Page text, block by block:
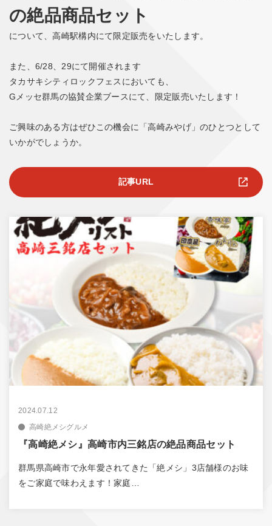
の絶品商品セット
について、高崎駅構内にて限定販売をいたします。
また、6/28、29にて開催されます
タカサキシティロックフェスにおいても、
Gメッセ群馬の協賛企業ブースにて、限定販売いたします！
ご興味のある方はぜひこの機会に「高崎みやげ」のひとつとして
いかがでしょうか。
記事URL
2024.07.12
高崎絶メシグルメ
『高崎絶メシ』高崎市内三銘店の絶品商品セット
群馬県高崎市で永年愛されてきた「絶メシ」3店舗様のお味
をご家庭で味わえます！家庭…